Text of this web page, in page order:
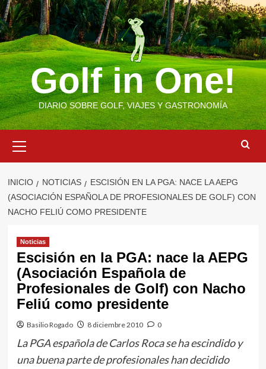
Saltar
al
contenido
Golf in One!
DIARIO SOBRE GOLF, VIAJES Y GASTRONOMÍA
primario
INICIO NOTICIAS
ESCISIÓN EN LA PGA: NACE LA AEPG
(ASOCIACIÓN ESPAÑOLA DE PROFESIONALES DE GOLF) CON
NACHO FELIÚ COMO PRESIDENTE
Noticias
Escisión en la PGA: nace la AEPG
(Asociación Española de
Profesionales de Golf) con Nacho
Feliú como presidente
Basilio Rogado 8 diciembre 2010 0
La PGA española de Carlos Roca se ha escindido y
una buena parte de profesionales han decidido